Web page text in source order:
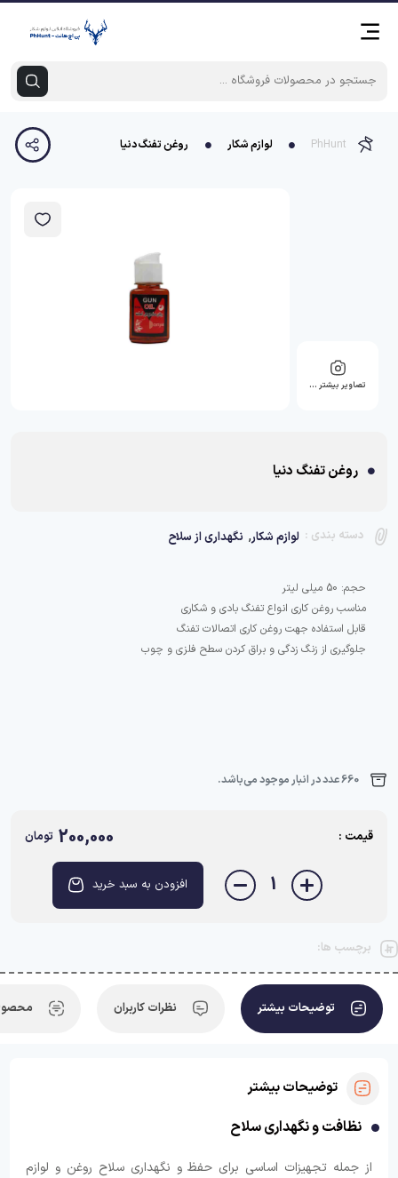
PhHunt لوازم شکار روغن تفنگ دنیا
تصاویر بیشتر …
روغن تفنگ دنیا
دسته بندی : لوازم شکار, نگهداری از سلاح
جلوگیری از زنگ زدگی و براق کردن سطح فلزی و چوب
660 عدد در انبار موجود می‌باشد.
قیمت : 200,000 تومان
1 افزودن به سبد خرید
برچسب ها:
توضیحات بیشتر نظرات کاربران
توضیحات بیشتر
نظافت و نگهداری سلاح
از جمله تجهیزات اساسی برای حفظ و نگهداری سلاح روغن و لوازم